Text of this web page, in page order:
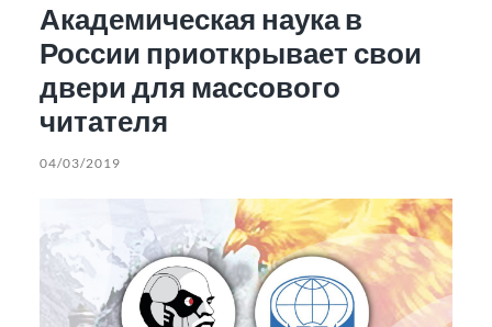
Академическая наука в
России приоткрывает свои
двери для массового
читателя
04/03/2019